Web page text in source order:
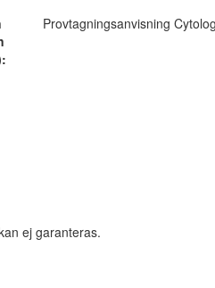
Provtagningsanvisning
ej garanteras.